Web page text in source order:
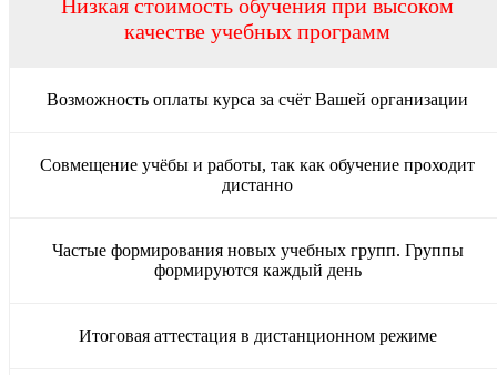
Низкая стоимость обучения при высоком
качестве учебных программ
Возможность оплаты курса за счёт Вашей организации
Совмещение учёбы и работы, так как обучение проходит
дистанно
Частые формирования новых учебных групп. Группы
формируются каждый день
Итоговая аттестация в дистанционном режиме